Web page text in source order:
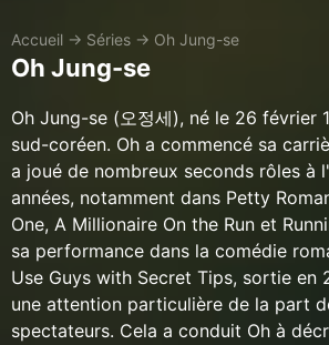
Accueil → Séries → Oh Jung-se
Oh Jung-se
Oh Jung-se (오정세), né le 26 février
sud-coréen. Oh a commencé sa
a joué de nombreux seconds rôles à
années, notamment dans Petty
One, A Millionaire On the Run et
sa performance dans la comédie
Use Guys with Secret Tips, sortie en
une attention particulière de la part
spectateurs. Cela a conduit Oh à